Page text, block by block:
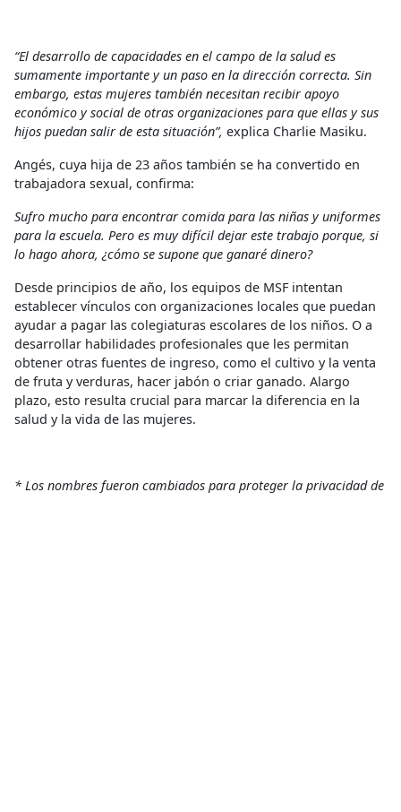
“El desarrollo de capacidades en el campo de la salud es
sumamente importante y un paso en la dirección correcta. Sin
embargo, estas mujeres también necesitan recibir apoyo
económico y social de otras organizaciones para que ellas y sus
hijos puedan salir de esta situación”, explica Charlie Masiku.
Angés, cuya hija de 23 años también se ha convertido en
trabajadora sexual, confirma:
Sufro mucho para encontrar comida para las niñas y uniformes
para la escuela. Pero es muy difícil dejar este trabajo porque, si
lo hago ahora, ¿cómo se supone que ganaré dinero?
Desde principios de año, los equipos de MSF intentan
establecer vínculos con organizaciones locales que puedan
ayudar a pagar las colegiaturas escolares de los niños. O a
desarrollar habilidades profesionales que les permitan
obtener otras fuentes de ingreso, como el cultivo y la venta
de fruta y verduras, hacer jabón o criar ganado. Alargo
plazo, esto resulta crucial para marcar la diferencia en la
salud y la vida de las mujeres.
* Los nombres fueron cambiados para proteger la privacidad de